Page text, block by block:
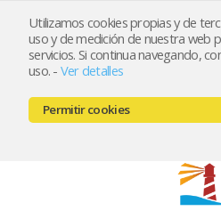
Utilizamos cookies propias y de
uso y de medición de nuestra web
servicios. Si continua navegando,
uso. - Ver detalles
Permitir cookies
Registrarse Mi
666521122 //